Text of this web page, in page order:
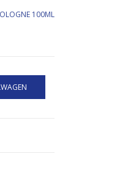
100ML